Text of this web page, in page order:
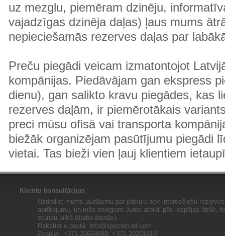
uz mezglu, piemēram dzinēju,
vajadzīgas dzinēja daļas) ļaus mums
nepieciešamās rezerves daļas par
Preču piegādi veicam izmatontojot
kompānijas. Piedāvājam gan ekspress
dienu), gan salikto kravu piegādes, kas
rezerves daļām, ir piemērotākais
preci mūsu ofisā vai transporta
biežāk organizējam pasūtījumu piegādi
vietai. Tas bieži vien ļauj klientiem
Klientu konsultācijas
Uzdodiet mums jautājumu par jebkuru sev interesējošu
aprīkojumu, un mēs sniegsim Jums atbildi pēc iespējas ātrāk,
stundu laikā (darba dienās).
Rakstiet e-pastā: info@specteh-rd.com
Zvaniet: +371 26664689; +371 20201819